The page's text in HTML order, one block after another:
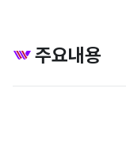
주요내용